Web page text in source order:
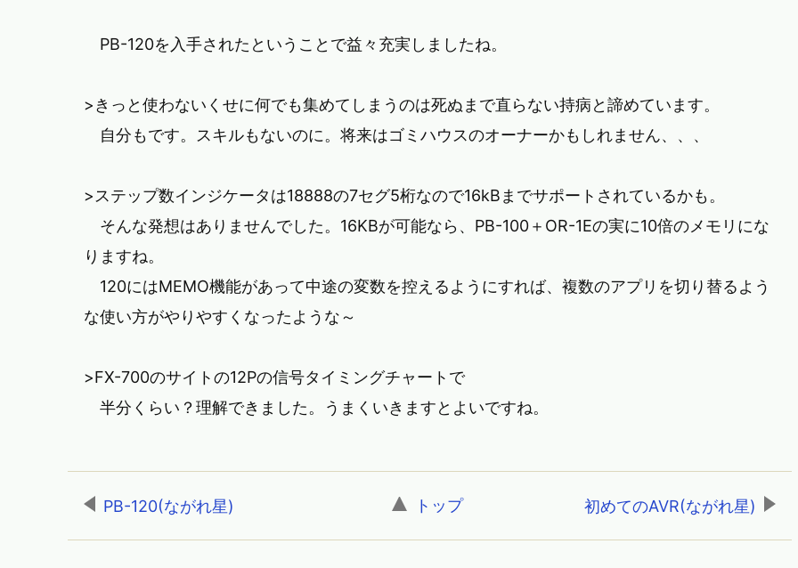
PB-120を入手されたということで益々充実しましたね。
>きっと使わないくせに何でも集めてしまうのは死ぬまで直らない持病と諦めています。
自分もです。スキルもないのに。将来はゴミハウスのオーナーかもしれません、、、
>ステップ数インジケータは18888の7セグ5桁なので16kBまでサポートされているかも。
そんな発想はありませんでした。16KBが可能なら、PB-100＋OR-1Eの実に10倍のメモリにな
りますね。
120にはMEMO機能があって中途の変数を控えるようにすれば、複数のアプリを切り替るよう
な使い方がやりやすくなったような～
>FX-700のサイトの12Pの信号タイミングチャートで
半分くらい？理解できました。うまくいきますとよいですね。
PB-120(ながれ星) トップ, 初めてのAVR(ながれ星)